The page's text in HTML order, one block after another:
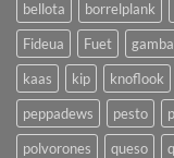
bellota
borrelplank
Fideua
Fuet
kaas
kip knoflook
peppadews
pesto
polvorones
queso